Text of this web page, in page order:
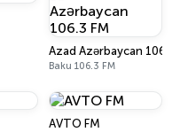
Azad Azərbaycan 106.3
Baku 106.3 FM
AVTO FM